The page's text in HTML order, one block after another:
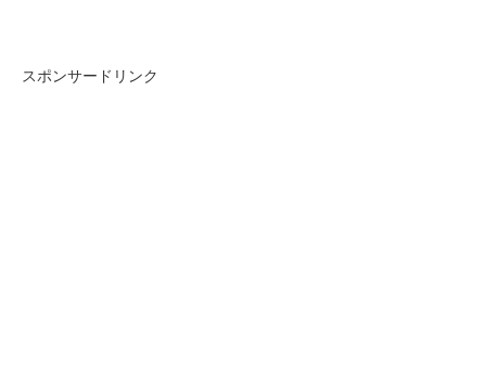
スポンサードリンク